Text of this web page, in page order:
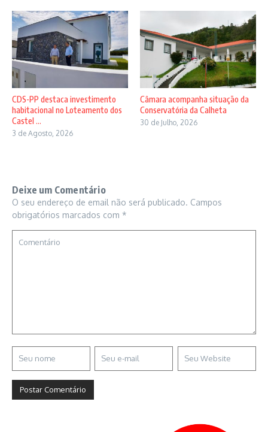
CDS-PP destaca investimento
habitacional no Loteamento dos
Castel ...
3 de Agosto, 2026
Câmara acompanha situação da
Conservatória da Calheta
30 de Julho, 2026
Deixe um Comentário
O seu endereço de email não será publicado. Campos
obrigatórios marcados com *